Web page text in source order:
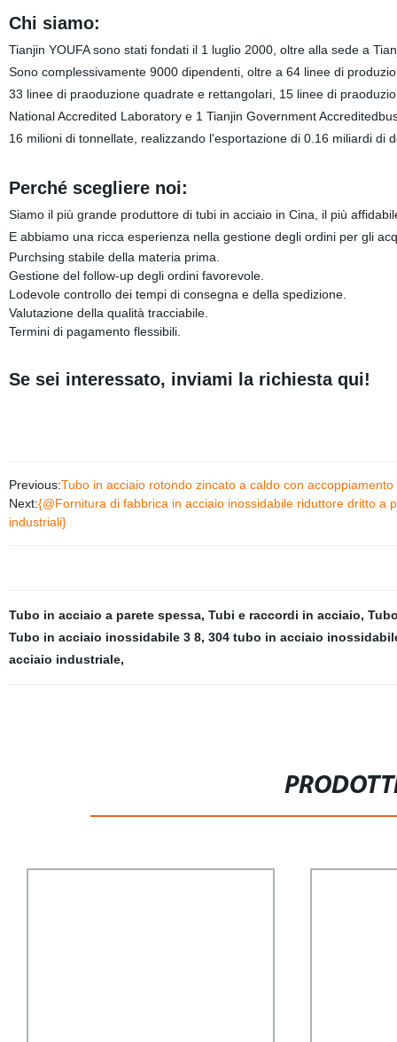
Chi siamo:
Tianjin YOUFA sono stati fondati il 1 luglio 2000, oltre alla sede a
Sono complessivamente 9000 dipendenti, oltre a 64 linee di
33 linee di praoduzione quadrate e rettangolari, 15 linee di
National Accredited Laboratory e 1 Tianjin Government
16 milioni di tonnellate, realizzando l'esportazione di 0.16 miliardi di
Perché scegliere noi:
Siamo il più grande produttore di tubi in acciaio in Cina, il più
E abbiamo una ricca esperienza nella gestione degli ordini per gli
Purchsing stabile della materia prima.
Gestione del follow-up degli ordini favorevole.
Lodevole controllo dei tempi di consegna e della spedizione.
Valutazione della qualità tracciabile.
Termini di pagamento flessibili.
Se sei interessato, inviami la richiesta qui!
Previous:Tubo in acciaio rotondo zincato a caldo con
Next:{@Fornitura di fabbrica in acciaio inossidabile riduttore dritto
industriali}
Tubo in acciaio a parete spessa, Tubi e raccordi in acciaio,
Tubo in acciaio inossidabile 3 8, 304 tubo in acciaio
acciaio industriale,